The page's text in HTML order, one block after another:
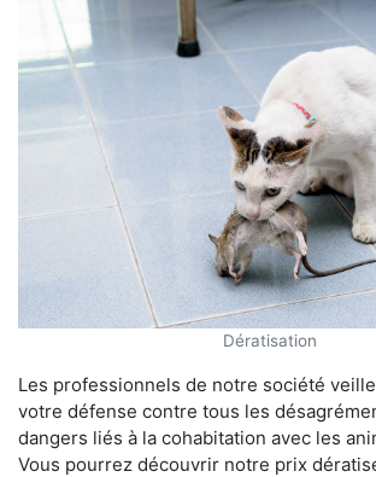
Dératisation
Les professionnels de notre société
votre défense contre tous les
dangers liés à la cohabitation avec les
Vous pourrez découvrir notre prix